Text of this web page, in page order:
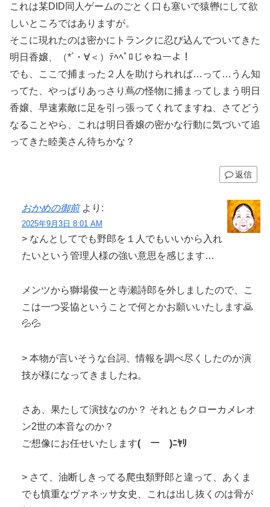
これは某DID同人ゲームのごとく口も塞いで猿轡にして欲
しいところではありますが。
そこに現れたのは密かにトランクに忍び込んでついてきた
明日香嬢、（*´・∀＜）ﾃﾍﾍﾟﾛじゃねーよ！
でも、ここで捕まった２人を助けられれば…って…うん知
ってた、やっぱりあっさり蔦の怪物に捕まってしまう明日
香嬢、早速素敵に足を引っ張ってくれてますね、さてどう
なることやら、これは明日香嬢の密かな行動に気づいて追
ってきた睦美さん待ちかな？
返信
おかめの御前 より:
2025年9月3日 8:01 AM
> なんとしてでも野郎を１人でもいいから入れ
たいという管理人様の強い意思を感じます…
メンツから獅場俊一と寺瀬詩郎を外しましたので、こ
こは一つ妥協ということで何とかお願いいたします🙇
💦💦
> 本物が言いそうな台詞、情報を調べ尽くしたのか演
技が様になってきましたね。
さあ、果たして演技なのか？ それともクローカメレオ
ン2世の本音なのか？
ご想像にお任せいたします(￣ー￣)ﾆﾔﾘ
> さて、油断しきってる爬虫類野郎と違って、あくま
でも慎重なヴァネッサ女史、これは出し抜くのは骨が